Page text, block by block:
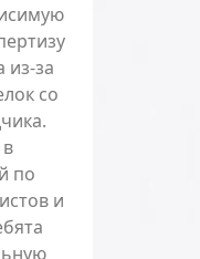
из-за
со
по
и